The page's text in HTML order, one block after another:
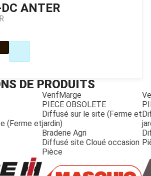
ANTER
DE PRODUITS
(Ferme et
VerifMarge
PIECE OBSOLETE
Diffusé sur le site (Ferme et
jardin)
Braderie Agri
Diffusé site Cloué occasion
Pièce